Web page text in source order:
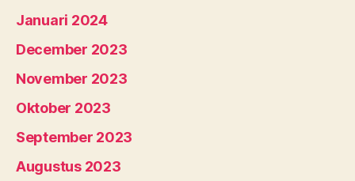
Januari 2024
December 2023
November 2023
Oktober 2023
September 2023
Augustus 2023